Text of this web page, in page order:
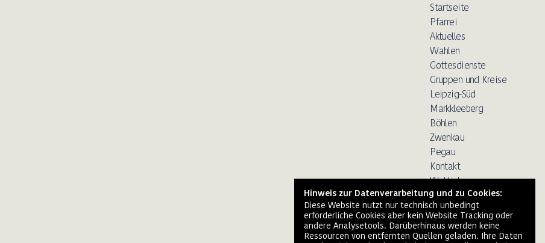
Startseite
Pfarrei
Aktuelles
Wahlen
Gottesdienste
Gruppen und Kreise
Leipzig-Süd
Markkleeberg
Böhlen
Zwenkau
Pegau
Kontakt
Weblinks
Downloads
Datenschutz
Impressum